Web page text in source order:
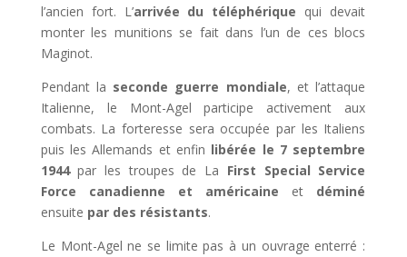
l’ancien fort. L’arrivée du téléphérique qui devait
monter les munitions se fait dans l’un de ces blocs
Maginot.
Pendant la seconde guerre mondiale, et l’attaque
Italienne, le Mont-Agel participe activement aux
combats. La forteresse sera occupée par les Italiens
puis les Allemands et enfin libérée le 7 septembre
1944par les troupes de La First Special Service
Force canadienne et américaine et déminé
ensuite par des résistants.
Le Mont-Agel ne se limite pas à un ouvrage enterré :